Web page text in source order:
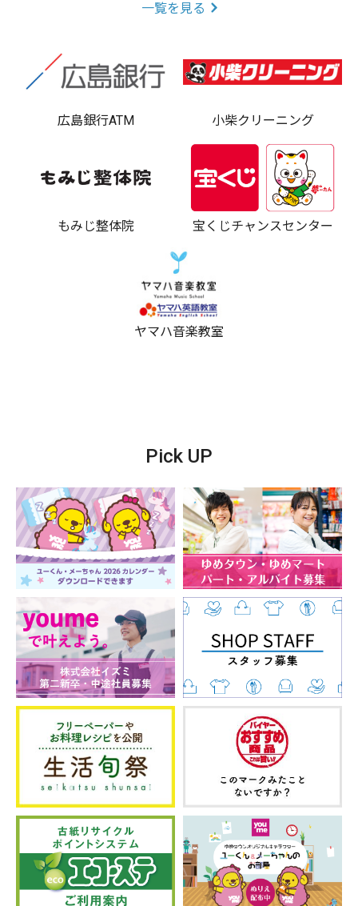
一覧を見る
広島銀行ATM 小柴クリーニング
もみじ整体院 宝くじチャンスセンター
ヤマハ音楽教室
Pick UP